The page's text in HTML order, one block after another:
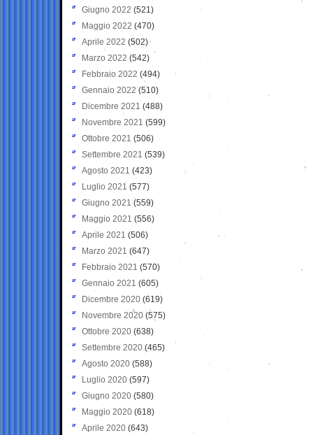
Giugno 2022 (521)
Maggio 2022 (470)
Aprile 2022 (502)
Marzo 2022 (542)
Febbraio 2022 (494)
Gennaio 2022 (510)
Dicembre 2021 (488)
Novembre 2021 (599)
Ottobre 2021 (506)
Settembre 2021 (539)
Agosto 2021 (423)
Luglio 2021 (577)
Giugno 2021(559)
Maggio 2021 (556)
Aprile 2021 (506)
Marzo 2021 (647)
Febbraio 2021 (570)
Gennaio 2021 (605)
Dicembre 2020 (619)
Novembre 2020 (575)
Ottobre 2020 (638)
Settembre 2020(465)
Agosto 2020 (588)
Luglio 2020 (597)
Giugno 2020 (580)
Maggio 2020 (618)
Aprile 2020 (643)